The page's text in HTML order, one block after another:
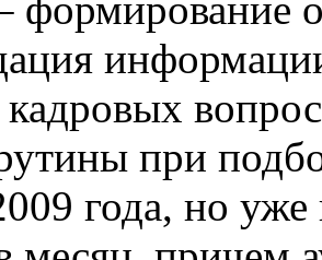
при
года, но